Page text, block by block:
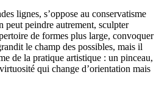
lignes, s’oppose au conservatisme
peut peindre autrement, sculpter
de formes plus large, convoquer
le champ des possibles, mais il
de la pratique artistique : un pinceau,
qui change d’orientation mais